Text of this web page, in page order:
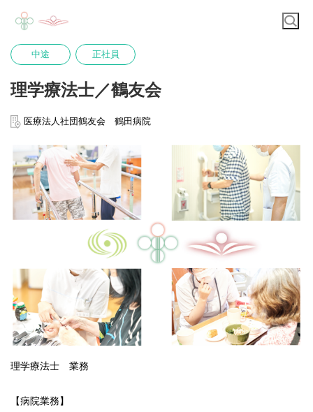
中途 正社員
理学療法士／鶴友会
医療法人社団鶴友会 鶴田病院
理学療法士 業務
【病院業務】